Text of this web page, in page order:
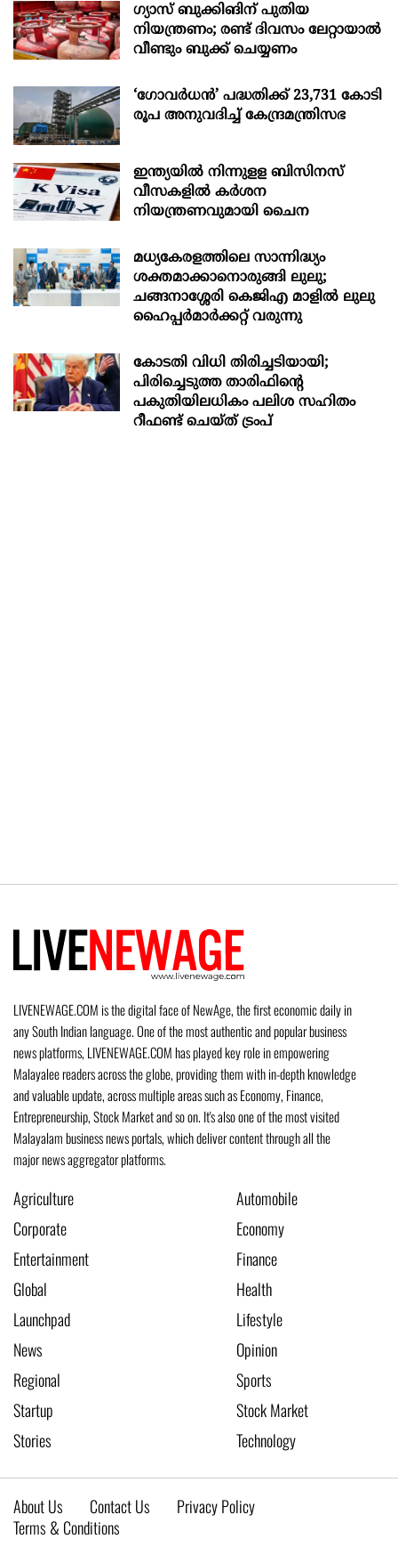
ഗ്യാസ് ബുക്കിങിന് പുതിയ
നിയന്ത്രണം; രണ്ട് ദിവസം ലേറ്റായാൽ
വീണ്ടും ബുക്ക് ചെയ്യണം
‘ഗോവർധൻ’ പദ്ധതിക്ക് 23,731 കോടി
രൂപ അനുവദിച്ച് കേന്ദ്രമന്ത്രിസഭ
ഇന്ത്യയില്‍ നിന്നുളള ബിസിനസ്
വീസകളിൽ കർശന
നിയന്ത്രണവുമായി ചൈന
മധ്യകേരളത്തിലെ സാന്നിദ്ധ്യം
ശക്തമാക്കാനൊരുങ്ങി ലുലു;
ചങ്ങനാശ്ശേരി കെജിഎ മാളിൽ ലുലു
ഹൈപ്പർമാർക്കറ്റ് വരുന്നു
കോടതി വിധി തിരിച്ചടിയായി;
പിരിച്ചെടുത്ത താരിഫിന്‍റെ
പകുതിയിലധികം പലിശ സഹിതം
റീഫണ്ട് ചെയ്ത് ട്രംപ്
LIVENEWAGE.COM is the digital face of NewAge, the first economic daily in
any South Indian language. One of the most authentic and popular business
news platforms, LIVENEWAGE.COM has played key role in empowering
Malayalee readers across the globe, providing them with in-depth knowledge
and valuable update, across multiple areas such as Economy, Finance,
Entrepreneurship, Stock Market and so on. It's also one of the most visited
Malayalam business news portals, which deliver content through all the
major news aggregator platforms.
Agriculture
Automobile
Corporate
Economy
Entertainment
Finance
Global
Health
Launchpad
Lifestyle
News
Opinion
Regional
Sports
Startup
Stock Market
Stories
Technology
About Us Contact Us
Privacy Policy
Terms & Conditions